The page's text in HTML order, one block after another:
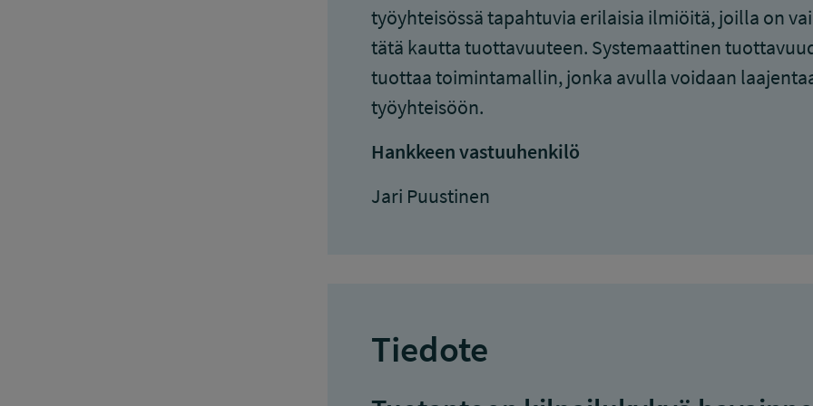
työyhteisössä tapahtuvia erilaisia ilmiöitä, joilla on
tätä kautta tuottavuuteen. Systemaattinen
tuottaa toimintamallin, jonka avulla voidaan
työyhteisöön.
Hankkeen vastuuhenkilö
Jari Puustinen
Tiedote